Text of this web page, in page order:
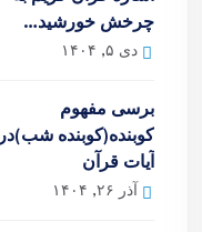
چرخش خورشید…
دی ۵, ۱۴۰۴
برسی مفهوم
کوبنده(کوبنده شب)در
آیات قرآن
آذر ۲۶, ۱۴۰۴